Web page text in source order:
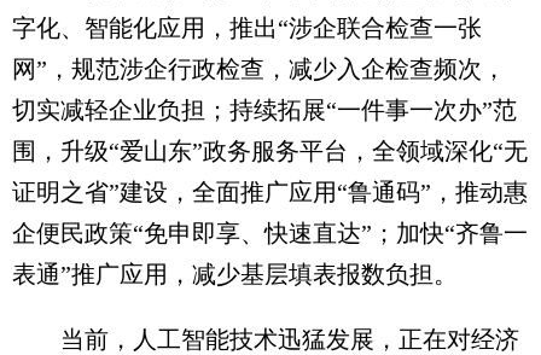
字化、智能化应用，推出“涉企联合检查一张
网”，规范涉企行政检查，减少入企检查频次，
切实减轻企业负担；持续拓展“一件事一次办”范
围，升级“爱山东”政务服务平台，全领域深化“无
证明之省”建设，全面推广应用“鲁通码”，推动惠
企便民政策“免申即享、快速直达”；加快“齐鲁一
表通”推广应用，减少基层填表报数负担。
当前，人工智能技术迅猛发展，正在对经济